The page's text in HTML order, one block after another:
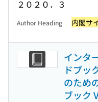
２０２０．３
Author Heading 内閣サ
インタ
ドブッ
のため
ブック